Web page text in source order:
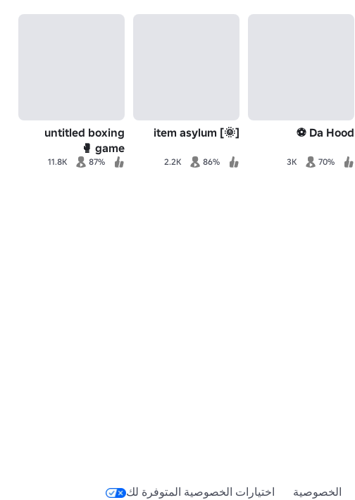
Da Hood ⚽
70%
3K
[🌞] item asylum
86%
2.2K
untitled boxing
game 🥊
87%
11.8K
الخصوصية اختيارات الخصوصية المتوفرة لك